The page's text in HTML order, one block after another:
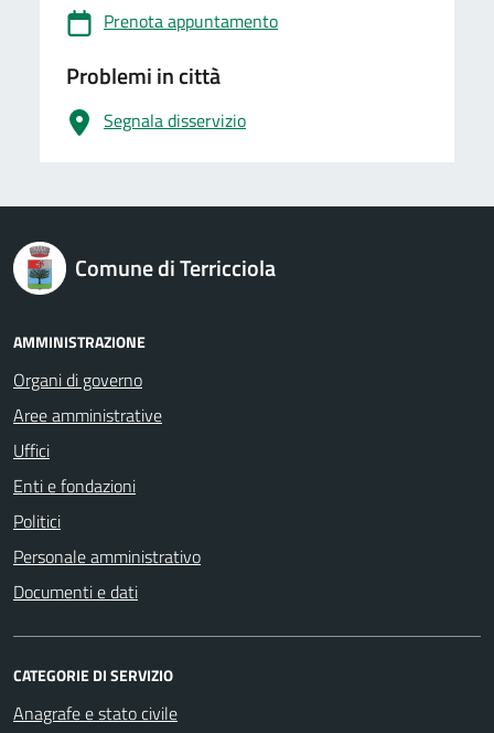
Prenota appuntamento
Problemi in città
Segnala disservizio
logo Unione Europea
Comune di Terricciola
AMMINISTRAZIONE
Organi di governo
Aree amministrative
Uffici
Enti e fondazioni
Politici
Personale amministrativo
Documenti e dati
CATEGORIE DI SERVIZIO
Anagrafe e stato civile